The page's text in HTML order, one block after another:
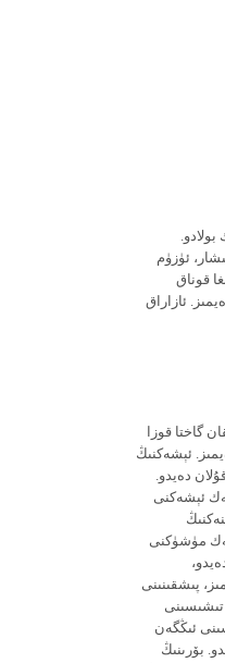
ئۈزۈم
قوناق
ئازاراق
گاختا قوزا
ئېشەكنىڭ
دەيدو.
ئېشەكنى
مۈشۈكنى
پىشقىنىنى
تىشىسىنى
ئىڭگەن
بۆرىنىڭ